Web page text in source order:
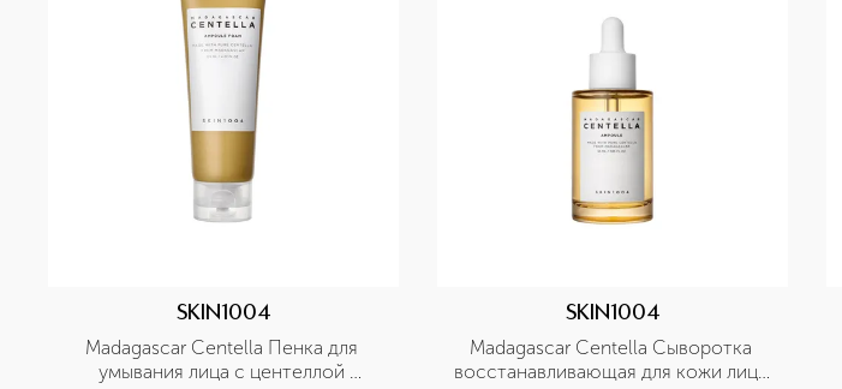
SKIN1004
Madagascar Centella Пенка для
умывания лица с центеллой
SKIN1004
Madagascar Centella Сыворотка
восстанавливающая для кожи лица